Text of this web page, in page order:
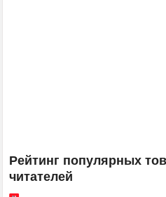
Рейтинг популярных
читателей